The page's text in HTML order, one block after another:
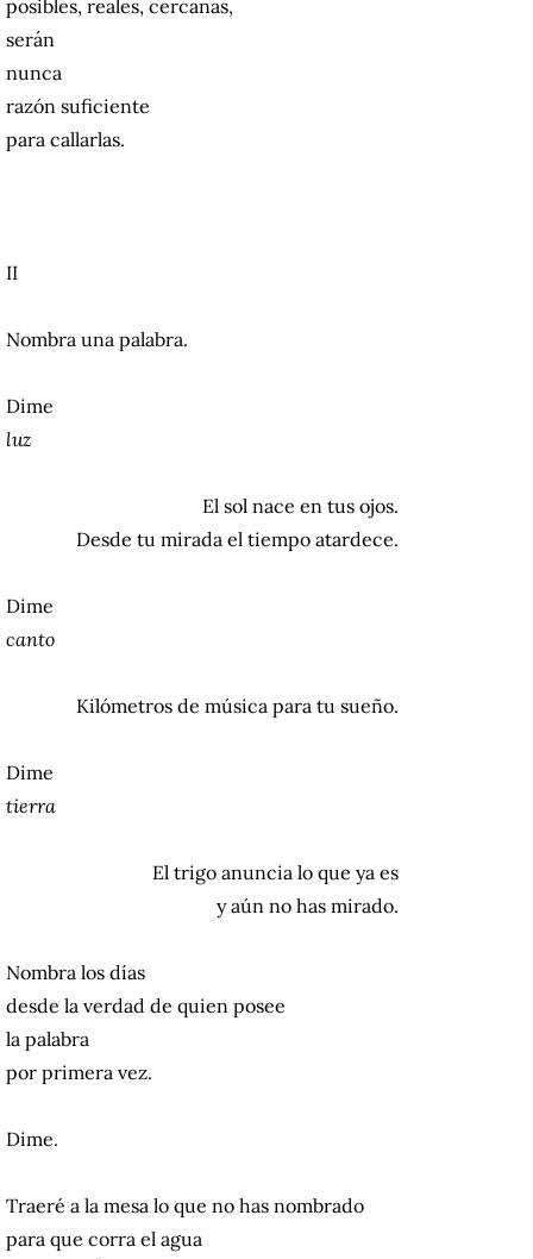
posibles, reales, cercanas,
serán
nunca
razón suficiente
para callarlas.
II
Nombra una palabra.
Dime
luz
El sol nace en tus ojos.
Desde tu mirada el tiempo atardece.
Dime
canto
Kilómetros de música para tu sueño.
Dime
tierra
El trigo anuncia lo que ya es
y aún no has mirado.
Nombra los días
desde la verdad de quien posee
la palabra
por primera vez.
Dime.
Traeré a la mesa lo que no has nombrado
para que corra el agua